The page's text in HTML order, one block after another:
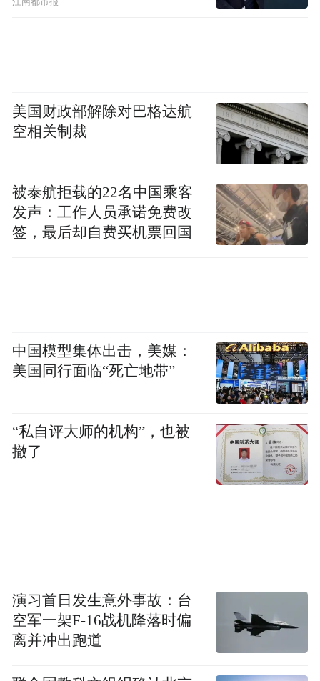
化旅游名城，构建郑开同城深度融合的新开
量。
市长吴海燕主持开幕式。有关市领导出席。
“特别声明：以上作品内容(包括在内的视频、图片或音
频)为凤凰网旗下自媒体平台“大风号”用户上传并发
布，本平台仅提供信息存储空间服务。
Notice: The content above (including the videos,
美国财政部解除对巴格达航
空相关制裁
被泰航拒载的22名中国乘客
发声：工作人员承诺免费改
签，最后却自费买机票回国
中国模型集体出击，美媒：
美国同行面临“死亡地带”
“私自评大师的机构”，也被
撤了
演习首日发生意外事故：台
空军一架F-16战机降落时偏
离并冲出跑道